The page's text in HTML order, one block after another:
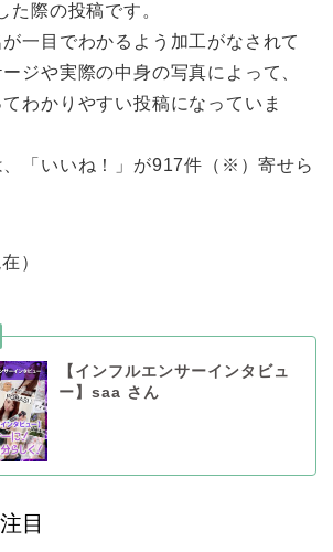
た際の投稿です。
一目でわかるよう加工がなされて
ジや実際の中身の写真によって、
わかりやすい投稿になっていま
、「いいね！」が917件（※）寄せら
）
【インフルエンサーインタビュ
ー】saa さん
目